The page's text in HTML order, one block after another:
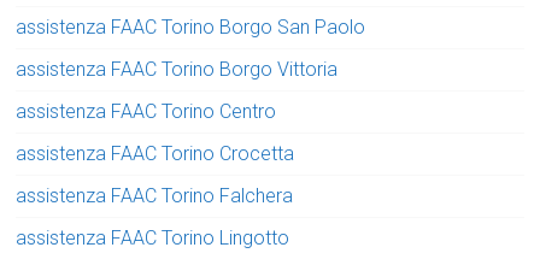
assistenza FAAC Torino Borgo San Paolo
assistenza FAAC Torino Borgo Vittoria
assistenza FAAC Torino Centro
assistenza FAAC Torino Crocetta
assistenza FAAC Torino Falchera
assistenza FAAC Torino Lingotto